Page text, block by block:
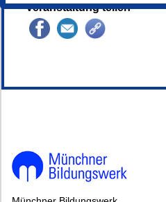
Veranstaltung teilen